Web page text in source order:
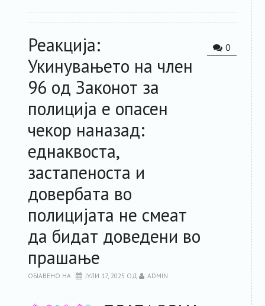
0
Реакција:
Укинувањето на член
96 од Законот за
полиција е опасен
чекор наназад:
еднаквоста,
застапеноста и
довербата во
полицијата не смеат
да бидат доведени во
прашање
ОБЈАВЕНО НА ЈУЛИ 17, 2025 ОД ADMIN